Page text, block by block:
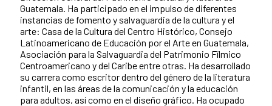
Guatemala. Ha participado en el impulso de diferentes
instancias de fomento y salvaguardia de la cultura y el
arte: Casa de la Cultura del Centro Histórico, Consejo
Latinoamericano de Educación por el Arte en Guatemala,
Asociación para la Salvaguardia del Patrimonio Fílmico
Centroamericano y del Caribe entre otras. Ha desarrollado
su carrera como escritor dentro del género de la literatura
infantil, en las áreas de la comunicación y la educación
para adultos, así como en el diseño gráfico. Ha ocupado